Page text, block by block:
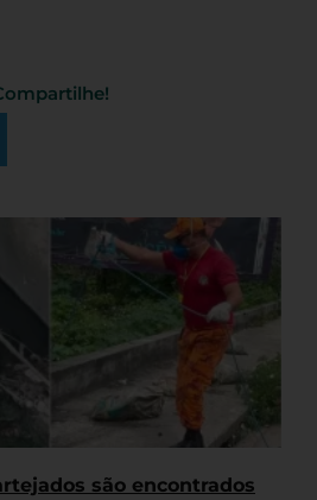
são encontrados